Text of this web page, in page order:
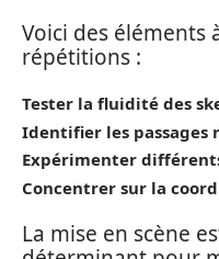
Voici des éléments
répétitions :
Tester la fluidité des
Identifier les passages
Expérimenter
Concentrer sur la
La mise en scène